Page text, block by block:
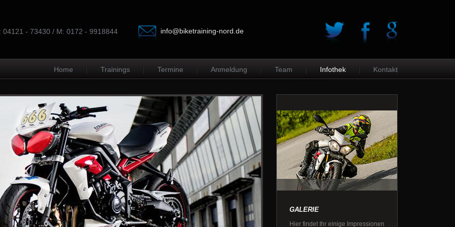
04121 - 73430 / M: 0172 - 9918844 info@biketraining-nord.de
Home Trainings Termine Anmeldung Team Infothek Kontakt
GALERIE
Hier findet Ihr einige Impressionen